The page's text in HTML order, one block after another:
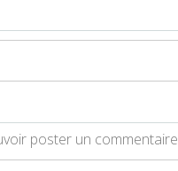
poster un commentaire